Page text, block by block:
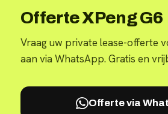
Offerte XPeng G6
Vraag uw private lease-offerte
aan via WhatsApp. Gratis en
Offerte via